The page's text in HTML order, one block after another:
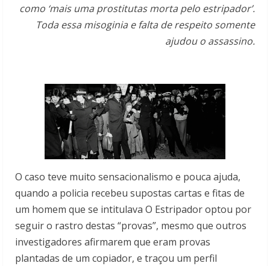
como ‘mais uma prostitutas morta pelo estripador’.
Toda essa misoginia e falta de respeito somente
ajudou o assassino.
O caso teve muito sensacionalismo e pouca ajuda,
quando a policia recebeu supostas cartas e fitas de
um homem que se intitulava O Estripador optou por
seguir o rastro destas “provas”, mesmo que outros
investigadores afirmarem que eram provas
plantadas de um copiador, e traçou um perfil